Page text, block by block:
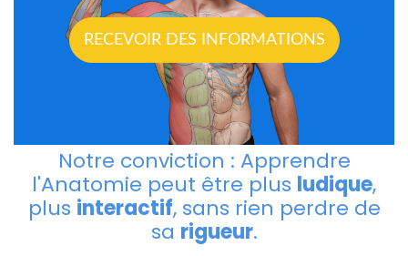
RECEVOIR DES INFORMATIONS
Notre conviction : Apprendre
l'Anatomie peut être plus ludique,
plus interactif, sans rien perdre de
sa rigueur.